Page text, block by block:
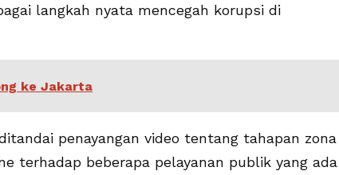
langkah nyata mencegah korupsi di
ke Jakarta
penayangan video tentang tahapan zona
terhadap beberapa pelayanan publik yang ada